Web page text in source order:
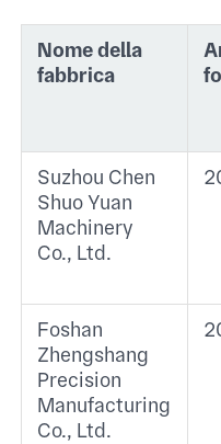
Nome della
fabbrica
Suzhou Chen
Shuo Yuan
Machinery
Co., Ltd.
Foshan
Zhengshang
Precision
Manufacturing
Co., Ltd.